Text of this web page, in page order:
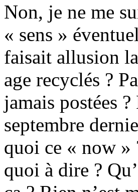
Non, je ne me
« sens »
faisait allusion
age recyclés ?
jamais postées
septembre
quoi ce « now »
quoi à dire ?